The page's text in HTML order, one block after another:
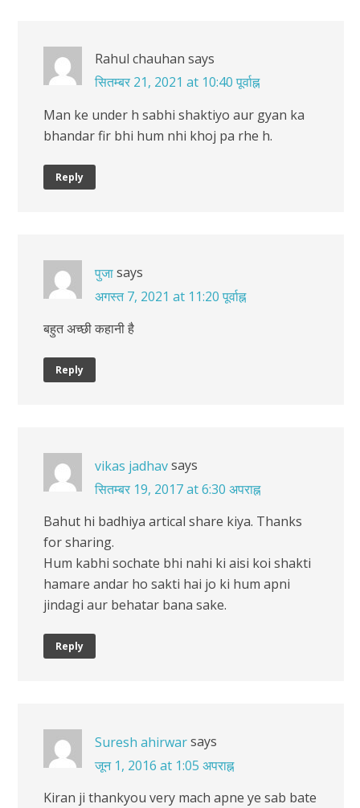
Rahul chauhan says
सितम्बर 21, 2021 at 10:40 पूर्वाह्न
Man ke under h sabhi shaktiyo aur gyan ka
bhandar fir bhi hum nhi khoj pa rhe h.
Reply
पुजाsays
अगस्त 7, 2021 at 11:20 पूर्वाह्न
बहुत अच्छी कहानी है
Reply
vikas jadhavsays
सितम्बर 19, 2017 at 6:30 अपराह्न
Bahut hi badhiya artical share kiya. Thanks
for sharing.
Hum kabhi sochate bhi nahi ki aisi koi shakti
hamare andar ho sakti hai jo ki hum apni
jindagi aur behatar bana sake.
Reply
Suresh ahirwarsays
जून 1, 2016 at 1:05 अपराह्न
Kiran ji thankyou very mach apne ye sab bate